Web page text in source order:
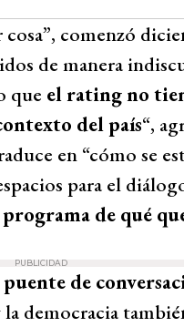
comenzó
de manera
que el rating no
del país“,
en “cómo se
para el
de qué
PUBLICIDAD
de
democracia